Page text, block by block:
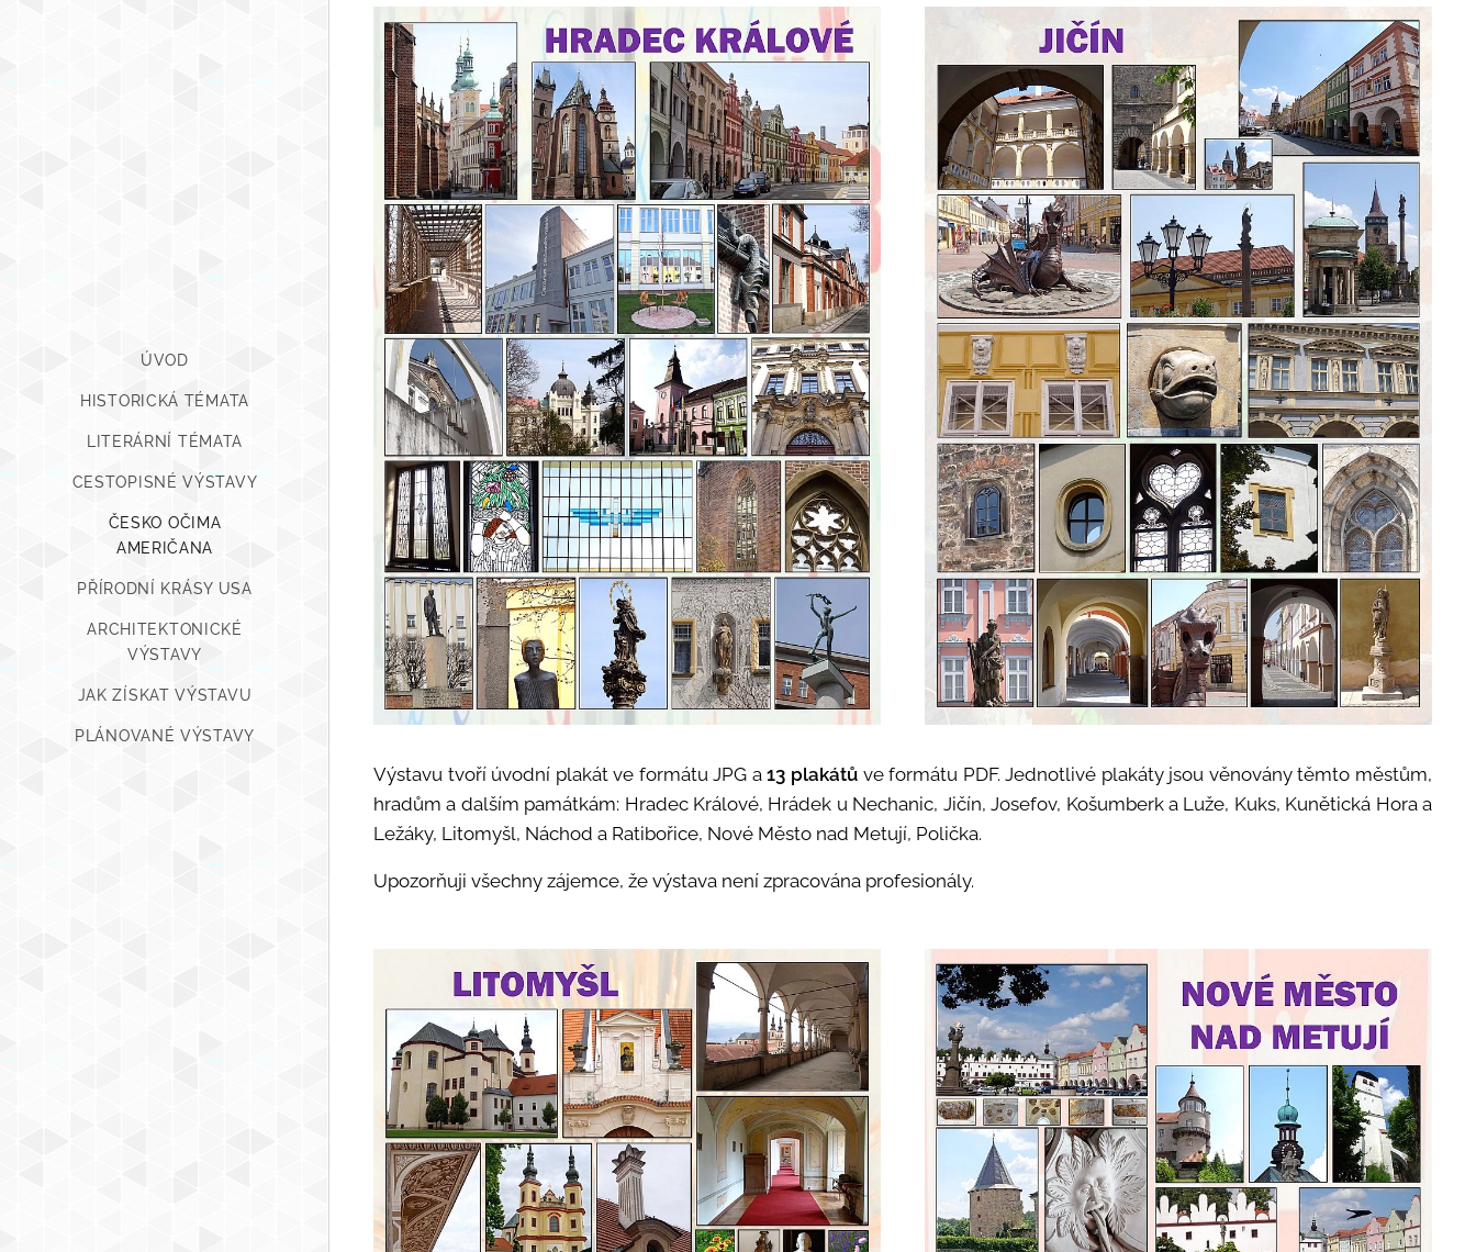
ÚVOD
HISTORICKÁ TÉMATA
LITERÁRNÍ TÉMATA
CESTOPISNÉ VÝSTAVY
ČESKO OČIMA
AMERIČANA
PŘÍRODNÍ KRÁSY USA
ARCHITEKTONICKÉ
VÝSTAVY
JAK ZÍSKAT VÝSTAVU
PLÁNOVANÉ VÝSTAVY
Výstavu tvoří úvodní plakát ve formátu JPG a13 plakátů ve formátu PDF. Jednotlivé plakáty jsou věnovány těmto městům,
hradům a dalším památkám: Hradec Králové, Hrádek u Nechanic, Jičín, Josefov, Košumberk a Luže, Kuks, Kunětická Hora a
Ležáky, Litomyšl, Náchod a Ratibořice, Nové Město nad Metují, Polička.
Upozorňuji všechny zájemce, že výstava není zpracována profesionály.